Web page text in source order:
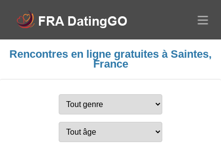
Rencontres en ligne gratuites à Saintes,
France